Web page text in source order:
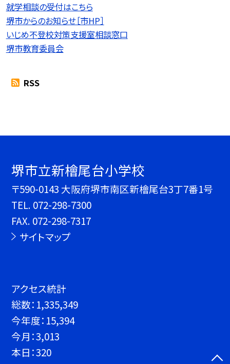
就学相談の受付はこちら
堺市からのお知らせ［市HP］
いじめ不登校対策支援室相談窓口
堺市教育委員会
RSS
堺市立新檜尾台小学校
〒590-0143 大阪府堺市南区新檜尾台3丁7番1号
TEL. 072-298-7300
FAX. 072-298-7317
サイトマップ
アクセス統計
総数： 1,335,349
今年度： 15,394
今月：3,013
本日：320